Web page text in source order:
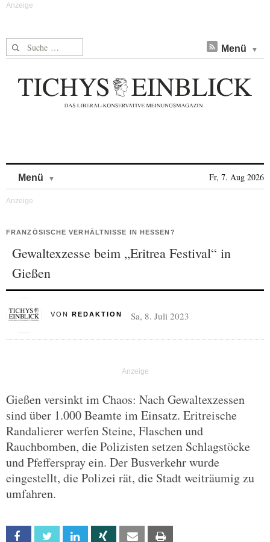
Suche nach: Menü
Menü Fr, 7. Aug 2026
FRANZÖSISCHE VERHÄLTNISSE IN HESSEN?
Gewaltexzesse beim „Eritrea Festival“ in
Gießen
VON REDAKTION Sa, 8. Juli 2023
Gießen versinkt im Chaos: Nach Gewaltexzessen
sind über 1.000 Beamte im Einsatz. Eritreische
Randalierer werfen Steine, Flaschen und
Rauchbomben, die Polizisten setzen Schlagstöcke
und Pfefferspray ein. Der Busverkehr wurde
eingestellt, die Polizei rät, die Stadt weiträumig zu
umfahren.
Facebook Twitter Linkedin Xing Email